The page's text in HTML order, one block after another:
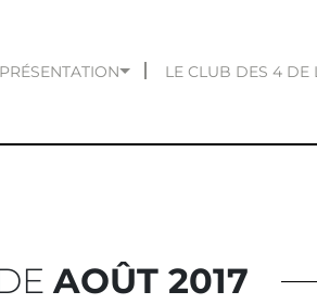
PRÉSENTATION LE CLUB DES 4 DE
AOÛT 2017